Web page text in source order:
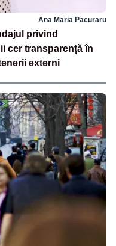
Ana Maria Pacuraru
privind
cer transparență în
externi